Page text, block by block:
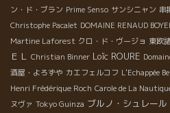
ン・ド・ブラン Prime Senso サンシニャン 串
Christophe Pacalet DOMAINE RENAUD
Martine Laforest クロ・ド・ヴージョ 東欧
ＥＬ
Christian Binner Loïc ROURE
酒屋・よろずや カエフェルコフ L'Echappée
Henri Frédérique Roch Carole de La
ヌヴァ Tokyo Guinza ブルノ・シュレール